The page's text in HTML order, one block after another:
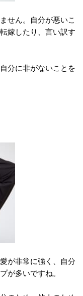
せん。自分が悪いこ
嫁したり、言い訳す
分に非がないことを
が非常に強く、自分
が多いですね。